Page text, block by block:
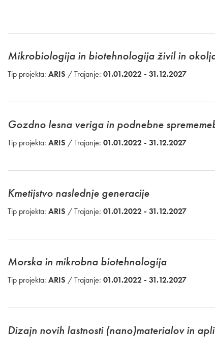
Mikrobiologija in biotehnologija živil in
Tip projekta: ARIS / Trajanje: 01.01.2022 - 31.12.2027
Gozdno lesna veriga in podnebne
Tip projekta: ARIS / Trajanje: 01.01.2022 - 31.12.2027
Kmetijstvo naslednje generacije
Tip projekta: ARIS / Trajanje: 01.01.2022 - 31.12.2027
Morska in mikrobna biotehnologija
Tip projekta: ARIS / Trajanje: 01.01.2022 - 31.12.2027
Dizajn novih lastnosti (nano)materialov in